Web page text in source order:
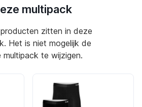
multipack
zitten in deze
Het is niet mogelijk de
te wijzigen.